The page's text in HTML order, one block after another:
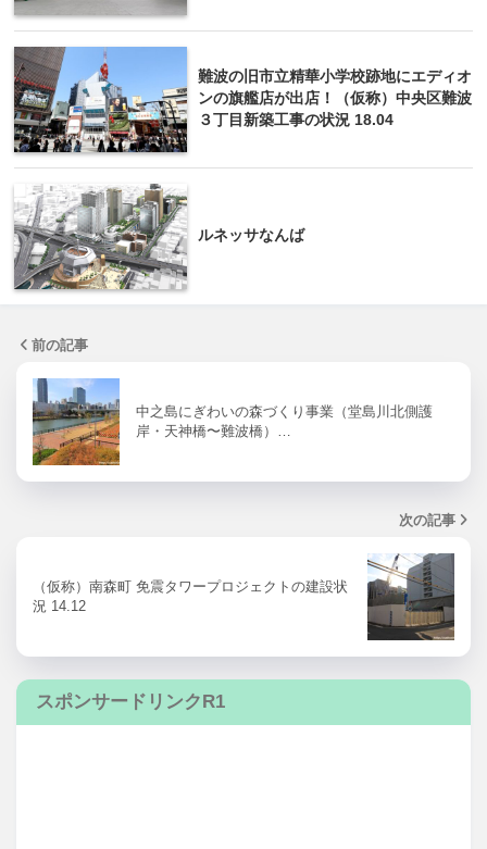
難波の旧市立精華小学校跡地にエディオ
ンの旗艦店が出店！（仮称）中央区難波
３丁目新築工事の状況 18.04
ルネッサなんば
前の記事
中之島にぎわいの森づくり事業（堂島川北側護
岸・天神橋〜難波橋）…
次の記事
（仮称）南森町 免震タワープロジェクトの建設状
況 14.12
スポンサードリンクR1